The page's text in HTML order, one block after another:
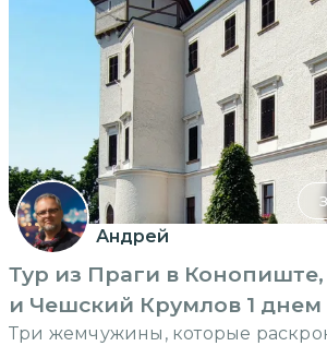
Андрей
Тур из Праги в
и Чешский Крумлов 1 днем
Три жемчужины, которые